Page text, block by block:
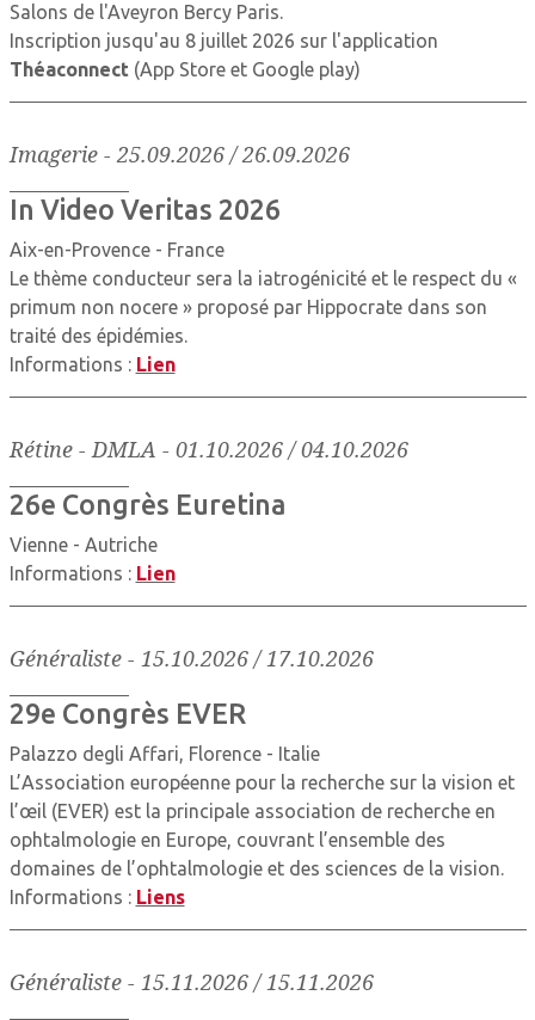
Salons de l'Aveyron Bercy Paris.
Inscription jusqu'au 8 juillet 2026 sur l'application
Théaconnect (App Store et Google play)
Imagerie-25.09.2026 / 26.09.2026
In Video Veritas 2026
Aix-en-Provence - France
Le thème conducteur sera la iatrogénicité et le respect du «
primum non nocere » proposé par Hippocrate dans son
traité des épidémies.
Informations : Lien
Rétine - DMLA - 01.10.2026 / 04.10.2026
26e Congrès Euretina
Vienne - Autriche
Informations : Lien
Généraliste- 15.10.2026 / 17.10.2026
29e Congrès EVER
Palazzo degli Affari, Florence - Italie
L’Association européenne pour la recherche sur la vision et
l’œil (EVER) est la principale association de recherche en
ophtalmologie en Europe, couvrant l’ensemble des
domaines de l’ophtalmologie et des sciences de la vision.
Informations : Liens
Généraliste- 15.11.2026 / 15.11.2026